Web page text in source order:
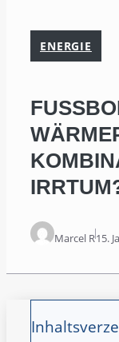
ENERGIE
RRTUM?
Marcel R15.